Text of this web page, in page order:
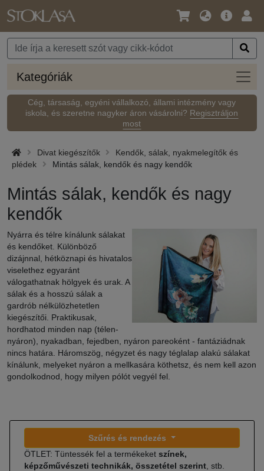
Nyelv
Pénznem
Fő
Kategóriák
Cég, társaság, egyéni vállalkozó, állami intézmény vagy
iskola, és szeretne nagyker áron vásárolni? Regisztráljon
most
Divat kiegészítők
Kendők, sálak, nyakmelegítők és
plédek
Mintás sálak, kendők és nagy kendők
Mintás sálak, kendők és nagy
kendők
Nyárra és télre kínálunk sálakat
és kendőket. Különböző
dizájnnal, hétköznapi és hivatalos
viselethez egyaránt
válogathatnak hölgyek és urak. A
sálak és a hosszú sálak a
gardrób nélkülözhetetlen
kiegészítői. Praktikusak,
hordhatod minden nap (télen-
nyáron), nyakadban, fejedben, nyáron pareoként - fantáziádnak
nincs határa. Háromszög, négyzet és nagy téglalap alakú sálakat
kínálunk, melyeket nyáron a mellkasára köthetsz, és nem kell azon
gondolkodnod, hogy milyen pólót vegyél fel.
Szűrés és rendezés
ÖTLET: Tüntessék fel a termékeket színek,
képzőművészeti technikák, összetétel szerint , stb.